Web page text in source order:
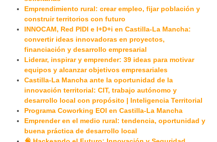
Emprendimiento rural: crear empleo, fijar población y
construir territorios con futuro
INNOCAM, Red PIDI e I+D+i en Castilla-La Mancha:
convertir ideas innovadoras en proyectos,
financiación y desarrollo empresarial
Liderar, inspirar y emprender: 39 ideas para motivar
equipos y alcanzar objetivos empresariales
Castilla-La Mancha ante la oportunidad de la
innovación territorial: CIT, trabajo autónomo y
desarrollo local con propósito | Inteligencia Territorial
Programa Coworking EOI en Castilla-La Mancha
Emprender en el medio rural: tendencia, oportunidad y
buena práctica de desarrollo local